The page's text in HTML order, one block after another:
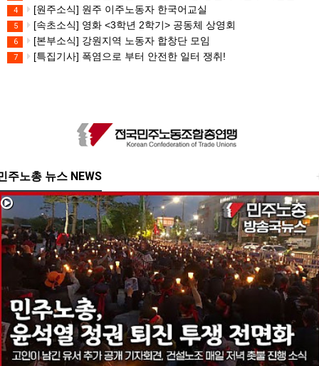
4 [원주소식] 원주 이주노동자 한국어교실
5 [속초소식] 영화 <3학년 2학기> 공동체 상영회
6 [본부소식] 강원지역 노동자 합창단 모임
7 [특집기사] 폭염으로 부터 안전한 일터 쟁취!
주노총 뉴스 NEWS